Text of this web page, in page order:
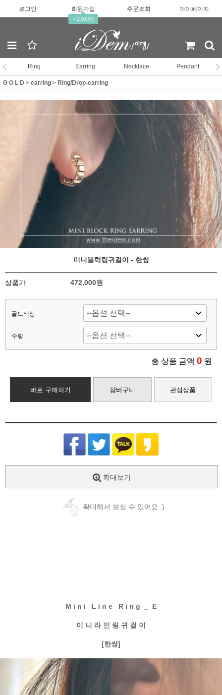
로그인 회원가입
+ 2,000원
주문조회 마이페이지
Ring Earring Necklace Pendant
G O L D > earring > Ring/Drop-earring
미니블럭링귀걸이 - 한쌍
상품가 472,000원
골드색상
수량
총 상품 금액 0 원
바로 구매하기 장바구니 관심상품
확대보기
확대해서 보실 수 있어요 :)
M i n i L i n e R i n g _ E
미 니 라 인 링 귀 걸 이
[한쌍]